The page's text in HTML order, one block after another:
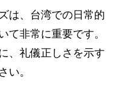
は、台湾での日常的
て非常に重要です。
、礼儀正しさを示す
い。